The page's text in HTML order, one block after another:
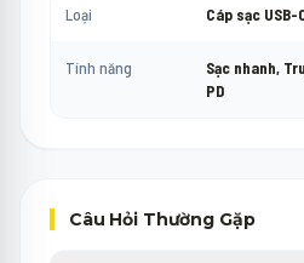
Loại Cáp sạc USB-
Tính năng
Sạc nhanh,
PD
Câu Hỏi Thường Gặp